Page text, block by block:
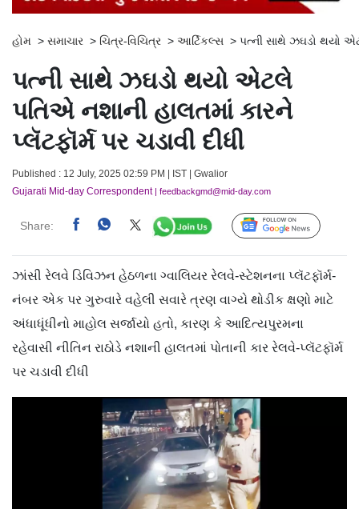
હોમ > સમાચાર > ચિત્ર-વિચિત્ર > આર્ટિકલ્સ > પત્ની સાથે ઝઘડો થયો
પત્ની સાથે ઝઘડો થયો એટલે
પતિએ નશાની હાલતમાં કારને
પ્લૅટફૉર્મ પર ચડાવી દીધી
Published : 12 July, 2025 02:59 PM | IST | Gwalior
Gujarati Mid-day Correspondent| feedbackgmd@mid-day.com
Share: Follow Us
ઝાંસી રેલવે ડિવિઝન હેઠળના ગ્વાલિયર રેલવે-સ્ટેશનના પ્લૅટફૉર્મ-
નંબર એક પર ગુરુવારે વહેલી સવારે ત્રણ વાગ્યે થોડીક ક્ષણો માટે
અંધાધૂંધીનો માહોલ સર્જાયો હતો, કારણ કે આદિત્યપુરમના
રહેવાસી નીતિન રાઠોડે નશાની હાલતમાં પોતાની કાર રેલવે-પ્લૅટફૉર્મ
પર ચડાવી દીધી